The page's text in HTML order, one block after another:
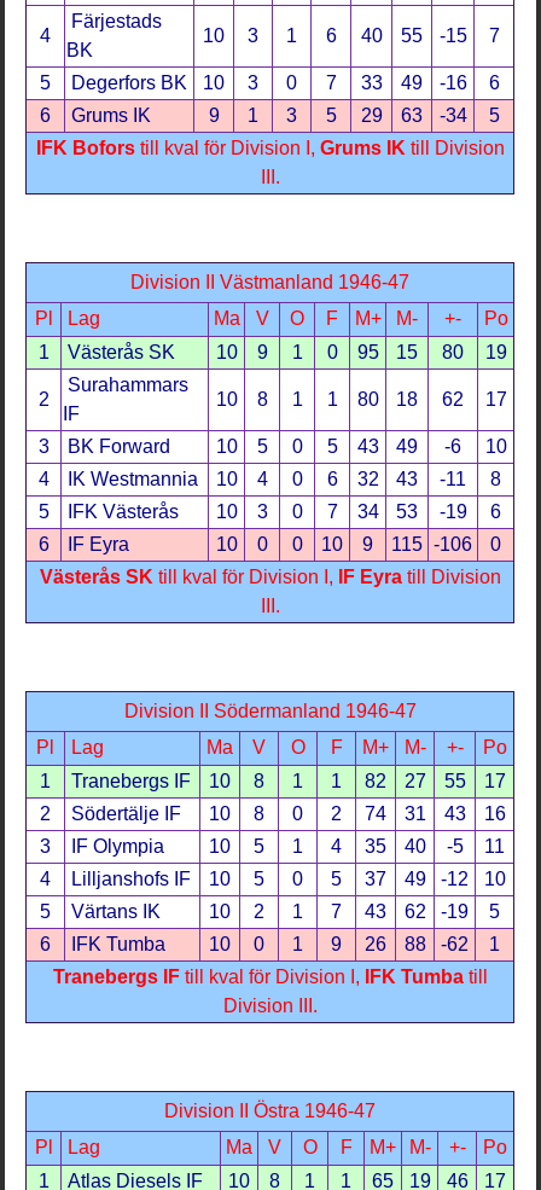
4
Färjestads
BK
10 3 1 6 40 55 -15 7
5 Degerfors BK 10 3 0 7 33 49 -16
6
6
Grums IK 9 1 3 5 29 63 -34
5
IFK Bofors till kval för Division I, Grums IK till Division
III.
Division II Västmanland 1946-47
Pl
Lag Ma V O F M+ M- +-
Po
1
Västerås SK 10 9 1 0 95 15 80 19
2
Surahammars
IF
10 8 1 1 80 18 62 17
3 BK Forward 10 5 0 5 43 49 -6
10
4
IK Westmannia 10 4 0 6 32 43 -11
8
5
IFK Västerås 10 3 0 7 34 53 -19
6
6
IF Eyra 10 0 0 10 9 115 -106
0
Västerås SK till kval för Division I, IF Eyratill Division
III.
Division II Södermanland 1946-47
Pl
Lag Ma V O F M+ M- +-
Po
1
Tranebergs IF 10 8 1 1 82 27 55
17
2
Södertälje IF 10 8 0 2 74 31 43
16
3
IF Olympia 10 5 1 4 35 40 -5
11
4
Lilljanshofs IF 10 5 0 5 37 49 -12
10
5
Värtans IK 10 2 1 7 43 62 -19
5
6
IFK Tumba 10 0 1 9 26 88 -62
1
Tranebergs IFtill kval för Division I, IFK Tumbatill
Division III.
Division II Östra 1946-47
Pl
Lag Ma V O F M+ M- +-
Po
1
Atlas Diesels IF 10 8 1 1 65 19 46
17